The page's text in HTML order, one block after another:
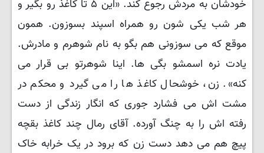
خودشان به مردش رجوع کند. «این ۵ تا کاغذ رو بگیر و
هر شب یکی شون رو همراه اسپند بسوزون. همون
موقع که می سوزونی هم بگو به نام شوهرم و مادرش.
یادت نره اسمشو بگی ها. اینا شوهرتو بی قرار می
کنه». زن، خوشحال کاغذ ها را می گیرد و محکم در
مشت اش می فشارد جوری که انگار زندگی از دست
رفته اش را به چنگ آورده. آقای رمال چند کاغذ بقچه
پیچ هم می دهد دست زن که برود در یک خرابه خاک